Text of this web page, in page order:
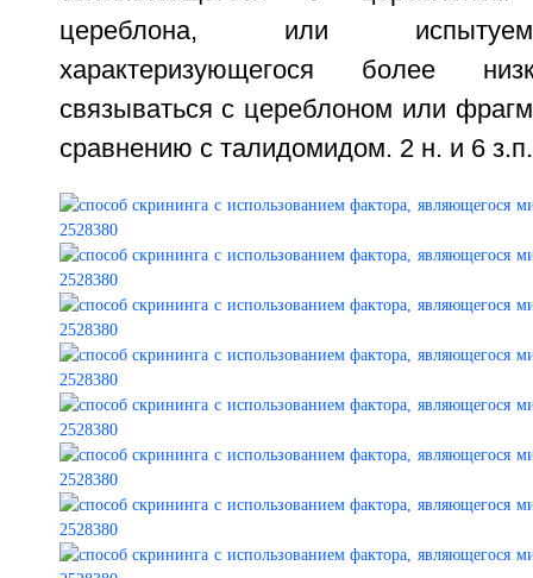
цереблона, или
характеризующегося более
связываться с цереблоном или
сравнению с талидомидом. 2 н. и 6